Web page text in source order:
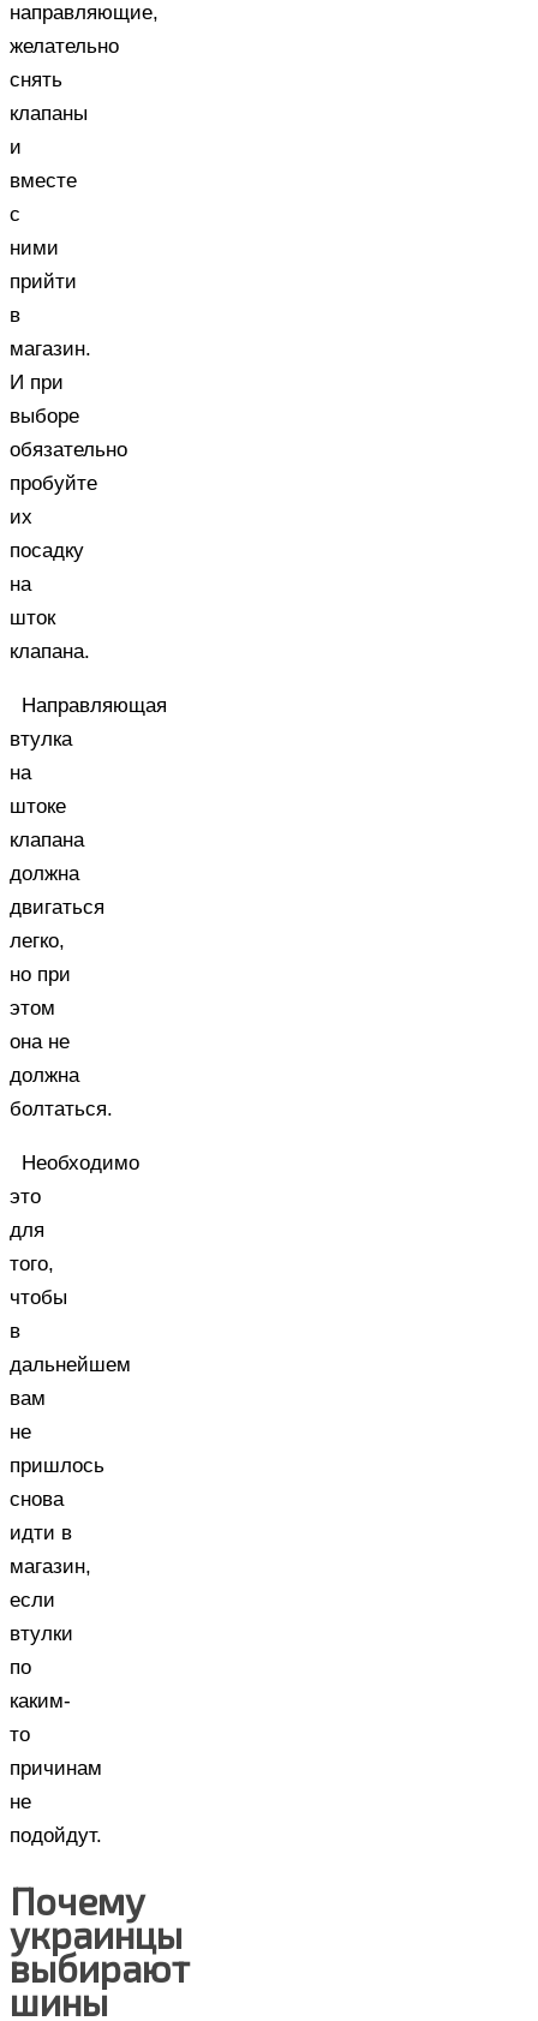
направляющие,
желательно
снять
клапаны
и
вместе
с
ними
прийти
в
магазин.
И при
выборе
обязательно
пробуйте
их
посадку
на
шток
клапана.
Направляющая
втулка
на
штоке
клапана
должна
двигаться
легко,
но при
этом
она не
должна
болтаться.
Необходимо
это
для
того,
чтобы
в
дальнейшем
вам
не
пришлось
снова
идти в
магазин,
если
втулки
по
каким-
то
причинам
не
подойдут.
Почему
украинцы
выбирают
шины